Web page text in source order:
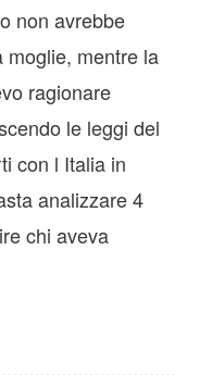
non avrebbe
moglie, mentre la
ragionare
le leggi del
con l Italia in
analizzare 4
chi aveva